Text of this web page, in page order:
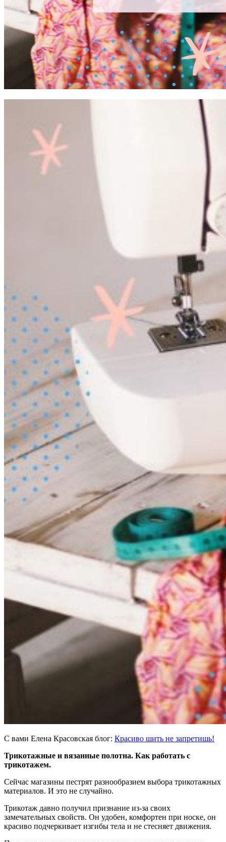
С вами Елена Красовская блог: Красиво шить не запретишь!
Трикотажные и вязанные полотна. Как работать с
трикотажем.
Сейчас магазины пестрят разнообразием выбора трикотажных
материалов. И это не случайно.
Трикотаж давно получил признание из-за своих
замечательных свойств. Он удобен, комфортен при носке, он
красиво подчеркивает изгибы тела и не стесняет движения.